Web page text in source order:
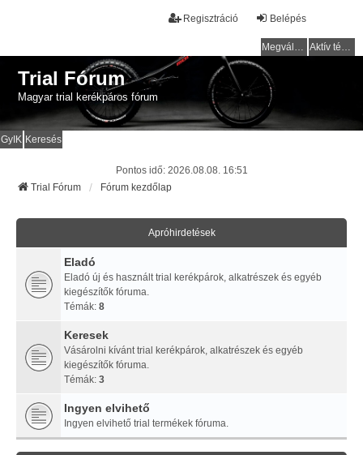
Belépés
Regisztráció
Megválaszolatlan témák Aktív témák
Trial Fórum
Magyar trial kerékpáros fórum
GyIK Keresés
Pontos idő: 2026.08.08. 16:51
Trial Fórum
Fórum kezdőlap
Apróhirdetések
Eladó
Eladó új és használt trial kerékpárok, alkatrészek és egyéb
kiegészítők fóruma.
Témák: 8
Keresek
Vásárolni kívánt trial kerékpárok, alkatrészek és egyéb
kiegészítők fóruma.
Témák: 3
Ingyen elvihető
Ingyen elvihető trial termékek fóruma.